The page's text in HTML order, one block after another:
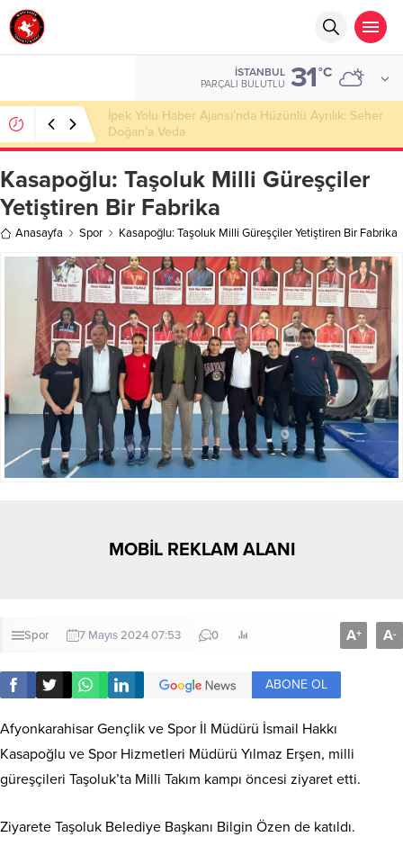
İSTANBUL
PARÇALI BULUTLU 31°C
Başkan Nihat Öztürk, Şanahan’da Hacı Eryaman’a
Misafir Oldu
Kasapoğlu: Taşoluk Milli Güreşçiler
Yetiştiren Bir Fabrika
Anasayfa Spor Kasapoğlu: Taşoluk Milli Güreşçiler Yetiştiren Bir Fabrika
MOBİL REKLAM ALANI
Spor 7 Mayıs 2024 07:53 0 A+ A-
ABONE OL
Afyonkarahisar Gençlik ve Spor İl Müdürü İsmail Hakkı
Kasapoğlu ve Spor Hizmetleri Müdürü Yılmaz Erşen, milli
güreşçileri Taşoluk’ta Milli Takım kampı öncesi ziyaret etti.
Ziyarete Taşoluk Belediye Başkanı Bilgin Özen de katıldı.